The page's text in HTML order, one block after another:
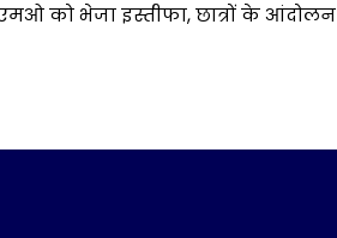
को भेजा इस्तीफा, छात्रों के आंदोलन